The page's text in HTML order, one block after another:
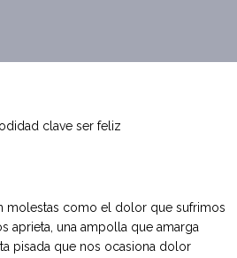
molestas como el dolor que sufrimos
aprieta, una ampolla que amarga
pisada que nos ocasiona dolor